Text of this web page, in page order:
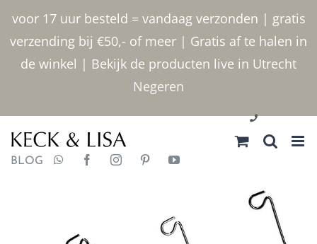
voor 17 uur besteld = vandaag verzonden | gratis
verzending bij €50,- of meer | Gratis af te halen in
de winkel | Bekijk de producten live in Utrecht
Negeren
inhoud
030 2400000
BLOG